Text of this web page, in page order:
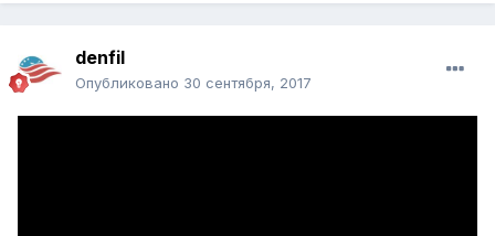
denfil
Опубликовано 30 сентября, 2017